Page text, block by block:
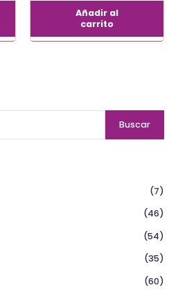
Buscar
(7)
(46)
(54)
(35)
(60)
Añadir al
carrito